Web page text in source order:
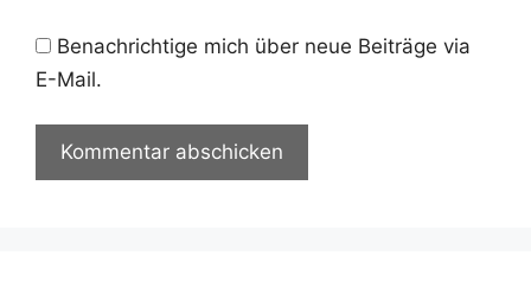
Benachrichtige mich über neue Beiträge via
E-Mail.